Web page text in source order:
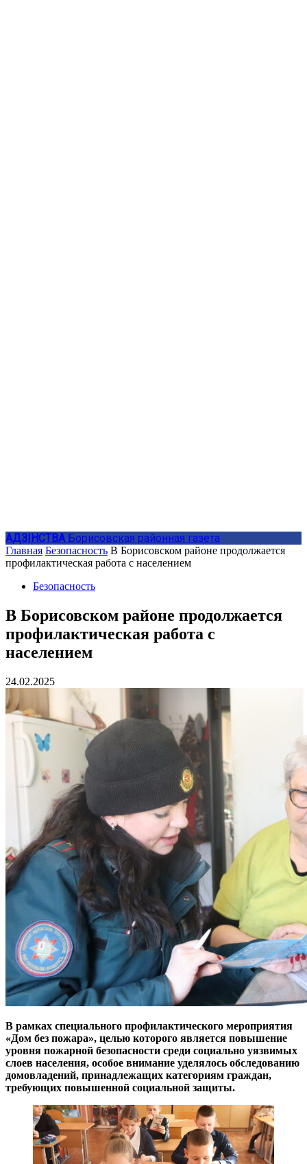
АДЗIНСТВА Борисовская районная газета
Главная Безопасность В Борисовском районе продолжается
профилактическая работа с населением
Безопасность
В Борисовском районе продолжается
профилактическая работа с
населением
24.02.2025
В рамках специального профилактического мероприятия
«Дом без пожара», целью которого является повышение
уровня пожарной безопасности среди социально уязвимых
слоев населения, особое внимание уделялось обследованию
домовладений, принадлежащих категориям граждан,
требующих повышенной социальной защиты.